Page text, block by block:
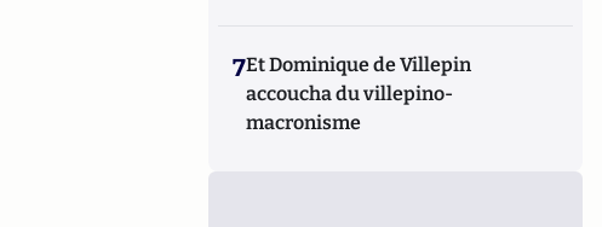
7Et Dominique de Villepin
accoucha du villepino-
macronisme